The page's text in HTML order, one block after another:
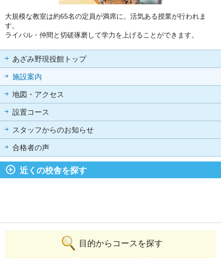
大規模な教室は約65名の定員が満席に。活気ある授業が行われま
す。
ライバル・仲間と切磋琢磨して学力を上げることができます。
あざみ野現役館トップ
施設案内
地図・アクセス
設置コース
スタッフからのお知らせ
合格者の声
近くの校舎を探す
目的からコースを探す